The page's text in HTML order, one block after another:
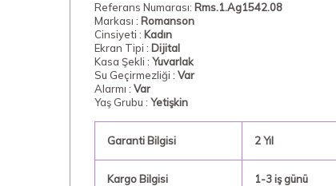
Referans Numarası: Rms.1.Ag1542.08
Markası : Romanson
Cinsiyeti : Kadın
Ekran Tipi : Dijital
Kasa Şekli : Yuvarlak
Su Geçirmezliği : Var
Alarmı : Var
Yaş Grubu : Yetişkin
Garanti Bilgisi 2 Yıl
Kargo Bilgisi 1-3 iş günü